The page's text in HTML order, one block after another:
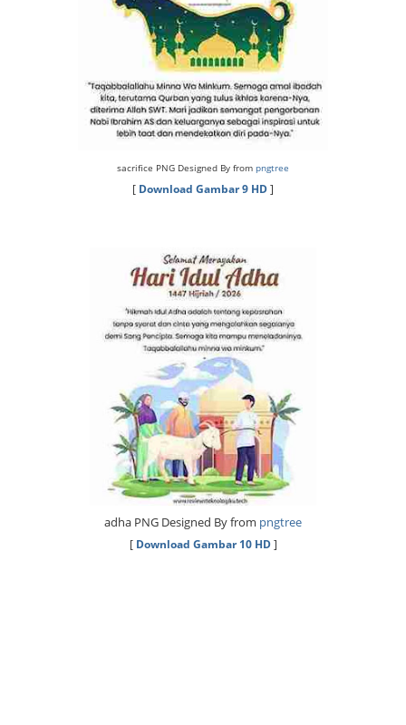
sacrifice PNG Designed By from pngtree
[ Download Gambar 9 HD]
adha PNG Designed By from pngtree
[ Download Gambar 10 HD]